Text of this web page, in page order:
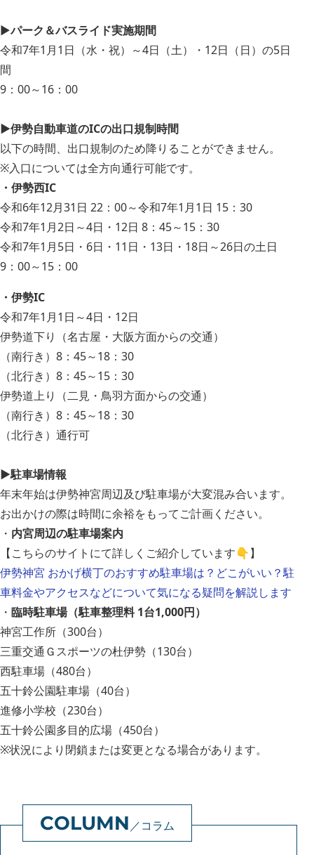
▶パーク＆バスライド実施期間
令和7年1月1日（水・祝）～4日（土）・12日（日）の5日
間
9：00～16：00
▶伊勢自動車道のICの出口規制時間
以下の時間、出口規制のため降りることができません。
※入口については全方向通行可能です。
・伊勢西IC
令和6年12月31日 22：00～令和7年1月1日 15：30
令和7年1月2日～4日・12日 8：45～15：30
令和7年1月5日・6日・11日・13日・18日～26日の土日
9：00～15：00
・伊勢IC
令和7年1月1日～4日・12日
伊勢道下り（名古屋・大阪方面からの交通）
（南行き）8：45～18：30
（北行き）8：45～15：30
伊勢道上り（二見・鳥羽方面からの交通）
（南行き）8：45～18：30
（北行き）通行可
▶駐車場情報
年末年始は伊勢神宮周辺及び駐車場が大変混み合います。
お出かけの際は時間に余裕をもってご計画ください。
・ 内宮周辺の駐車場案内
【こちらのサイトにて詳しくご紹介しています👇】
伊勢神宮 おかげ横丁のおすすめ駐車場は？どこがいい？駐
車料金やアクセスなどについて気になる疑問を解説します
・ 臨時駐車場（駐車整理料 1台1,000円）
神宮工作所（300台）
三重交通Ｇスポーツの杜伊勢（130台）
西駐車場（480台）
五十鈴公園駐車場（40台）
進修小学校（230台）
五十鈴公園多目的広場（450台）
※状況により閉鎖または変更となる場合があります。
コラム